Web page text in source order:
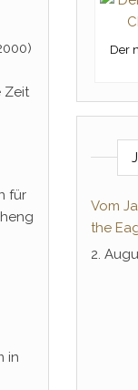
Zeit
für
in
Der
Vom
the
2.